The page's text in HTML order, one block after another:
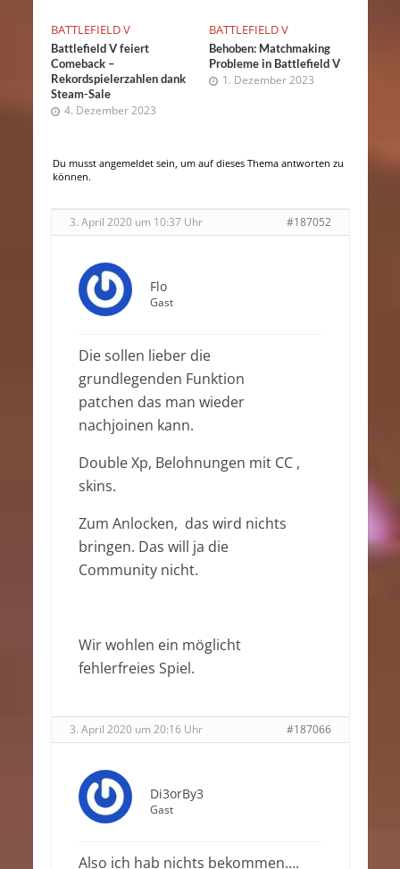
BATTLEFIELD V
Battlefield V feiert
Comeback –
Rekordspielerzahlen dank
Steam-Sale
4. Dezember 2023
BATTLEFIELD V
Behoben: Matchmaking
Probleme in Battlefield V
1. Dezember 2023
Du musst angemeldet sein, um auf dieses Thema antworten zu
können.
3. April 2020 um 10:37 Uhr #187052
Flo
Gast
Die sollen lieber die
grundlegenden Funktion
patchen das man wieder
nachjoinen kann.
Double Xp, Belohnungen mit CC ,
skins.
Zum Anlocken, das wird nichts
bringen. Das will ja die
Community nicht.
Wir wohlen ein möglicht
fehlerfreies Spiel.
3. April 2020 um 20:16 Uhr #187066
Di3orBy3
Gast
Also ich hab nichts bekommen….